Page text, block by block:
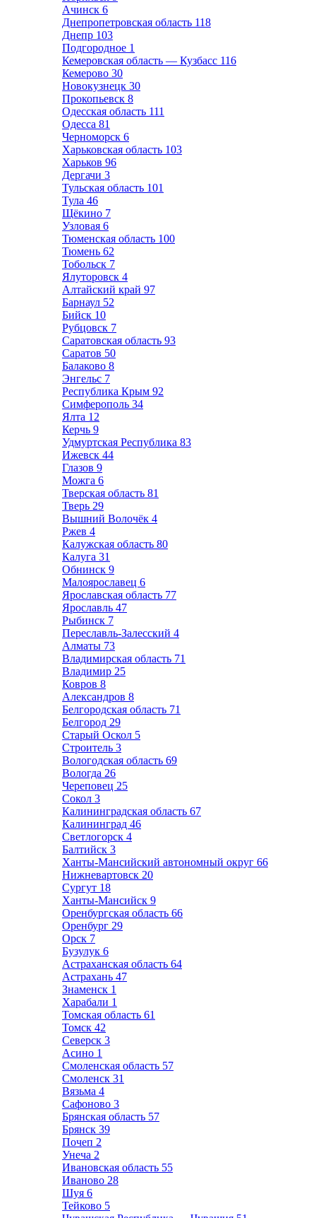
Ачинск 6
Днепропетровская область 118
Днепр 103
Подгородное 1
Кемеровская область — Кузбасс 116
Кемерово 30
Новокузнецк 30
Прокопьевск 8
Одесская область 111
Одесса 81
Черноморск 6
Харьковская область 103
Харьков 96
Дергачи 3
Тульская область 101
Тула 46
Щёкино 7
Узловая 6
Тюменская область 100
Тюмень 62
Тобольск 7
Ялуторовск 4
Алтайский край 97
Барнаул 52
Бийск 10
Рубцовск 7
Саратовская область 93
Саратов 50
Балаково 8
Энгельс 7
Республика Крым 92
Симферополь 34
Ялта 12
Керчь 9
Удмуртская Республика 83
Ижевск 44
Глазов 9
Можга 6
Тверская область 81
Тверь 29
Вышний Волочёк 4
Ржев 4
Калужская область 80
Калуга 31
Обнинск 9
Малоярославец 6
Ярославская область 77
Ярославль 47
Рыбинск 7
Переславль-Залесский 4
Алматы 73
Владимирская область 71
Владимир 25
Ковров 8
Александров 8
Белгородская область 71
Белгород 29
Старый Оскол 5
Строитель 3
Вологодская область 69
Вологда 26
Череповец 25
Сокол 3
Калининградская область 67
Калининград 46
Светлогорск 4
Балтийск 3
Ханты-Мансийский автономный округ 66
Нижневартовск 20
Сургут 18
Ханты-Мансийск 9
Оренбургская область 66
Оренбург 29
Орск 7
Бузулук 6
Астраханская область 64
Астрахань 47
Знаменск 1
Харабали 1
Томская область 61
Томск 42
Северск 3
Асино 1
Смоленская область 57
Смоленск 31
Вязьма 4
Сафоново 3
Брянская область 57
Брянск 39
Почеп 2
Унеча 2
Ивановская область 55
Иваново 28
Шуя 6
Тейково 5